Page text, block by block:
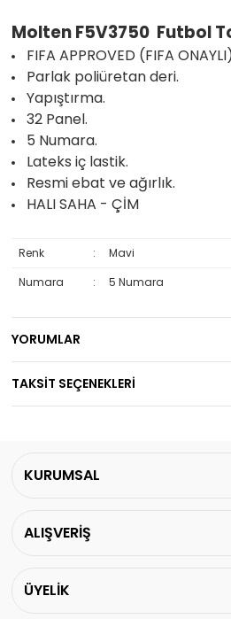
Molten F5V3750 Futbol
FIFA APPROVED (FIFA
Parlak poliüretan deri.
Yapıştırma.
32 Panel.
5 Numara.
Lateks iç lastik.
Resmi ebat ve ağırlık.
HALI SAHA - ÇİM
Renk :
Mavi
Numara
: 5 Numara
YORUMLAR
TAKSİT SEÇENEKLERİ
KURUMSAL
ALIŞVERİŞ
ÜYELİK